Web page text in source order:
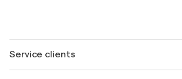
Service clients